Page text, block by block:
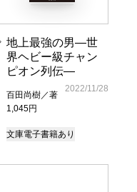
地上最強の男―世
界ヘビー級チャン
ピオン列伝―
百田尚樹／著
1,045円
2022/11/28
文庫電子書籍あり